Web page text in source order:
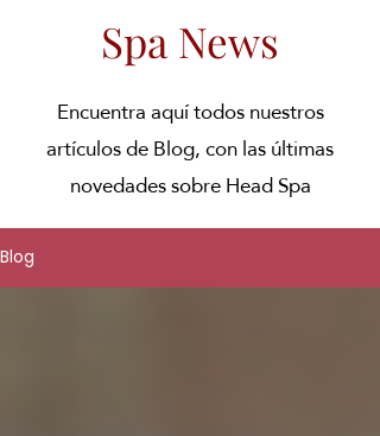
Spa News
Encuentra aquí todos nuestros
artículos de Blog, con las últimas
novedades sobre Head Spa
Blog